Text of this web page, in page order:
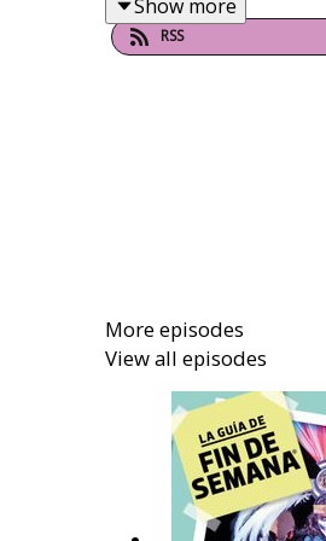
Show more
RSS
More episodes
View all episodes